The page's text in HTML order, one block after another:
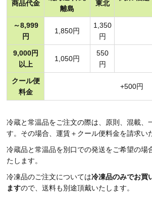
商品代金
離島
東北
～8,999
円
1,850円
1,350
円
9,000円
以上
1,050円
550
円
クール便
料金
+500円
冷蔵と常温品をご注文の際は、原則、混載、
す。その場合、運賃＋クール便料金を請求い
冷蔵品と常温品を別口での発送をご希望の場
たします。
冷凍品のご注文については冷凍品のみでお買
ますので、送料も別途頂戴いたします。